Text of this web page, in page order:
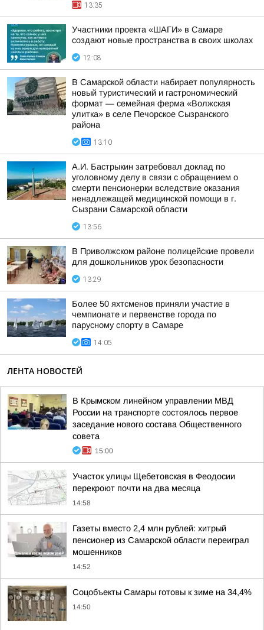
13:35
Участники проекта «ШАГИ» в Самаре
создают новые пространства в своих школах
12:08
В Самарской области набирает популярность
новый туристический и гастрономический
формат — семейная ферма «Волжская
улитка» в селе Печорское Сызранского
района
13:10
А.И. Бастрыкин затребовал доклад по
уголовному делу в связи с обращением о
смерти пенсионерки вследствие оказания
ненадлежащей медицинской помощи в г.
Сызрани Самарской области
13:56
В Приволжском районе полицейские провели
для дошкольников урок безопасности
13:29
Более 50 яхтсменов приняли участие в
чемпионате и первенстве города по
парусному спорту в Самаре
14:05
ЛЕНТА НОВОСТЕЙ
В Крымском линейном управлении МВД
России на транспорте состоялось первое
заседание нового состава Общественного
совета
15:00
Участок улицы Щебетовская в Феодосии
перекроют почти на два месяца
14:58
Газеты вместо 2,4 млн рублей: хитрый
пенсионер из Самарской области переиграл
мошенников
14:52
Соцобъекты Самары готовы к зиме на 34,4%
14:50